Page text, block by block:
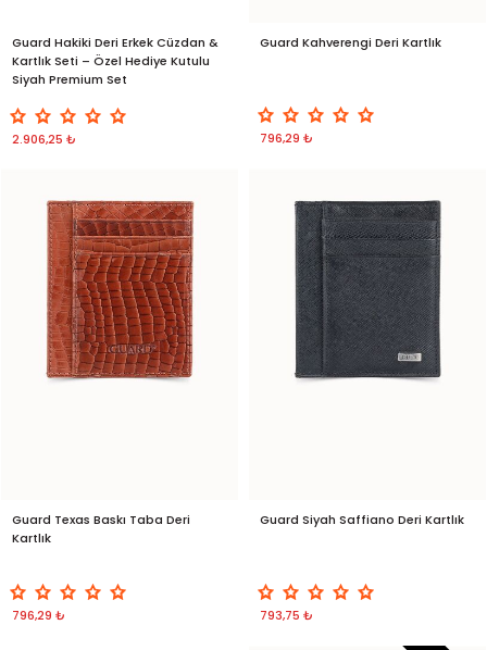
Guard Hakiki Deri Erkek Cüzdan &
Kartlık Seti – Özel Hediye Kutulu
Siyah Premium Set
2.906,25 ₺
Guard Kahverengi Deri Kartlık
796,29 ₺
Guard Texas Baskı Taba Deri
Kartlık
796,29 ₺
Guard Siyah Saffiano Deri Kartlık
793,75 ₺